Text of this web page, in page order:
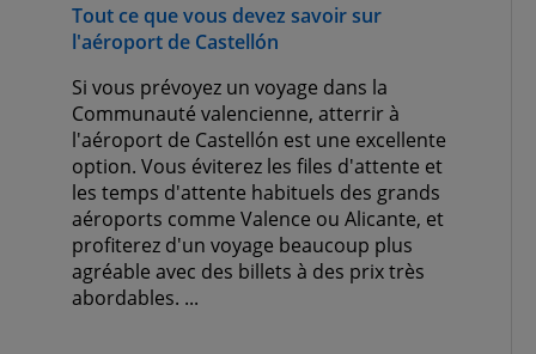
Tout ce que vous devez savoir sur
l'aéroport de Castellón
Si vous prévoyez un voyage dans la
Communauté valencienne, atterrir à
l'aéroport de Castellón est une excellente
option. Vous éviterez les files d'attente et
les temps d'attente habituels des grands
aéroports comme Valence ou Alicante, et
profiterez d'un voyage beaucoup plus
agréable avec des billets à des prix très
abordables. ...